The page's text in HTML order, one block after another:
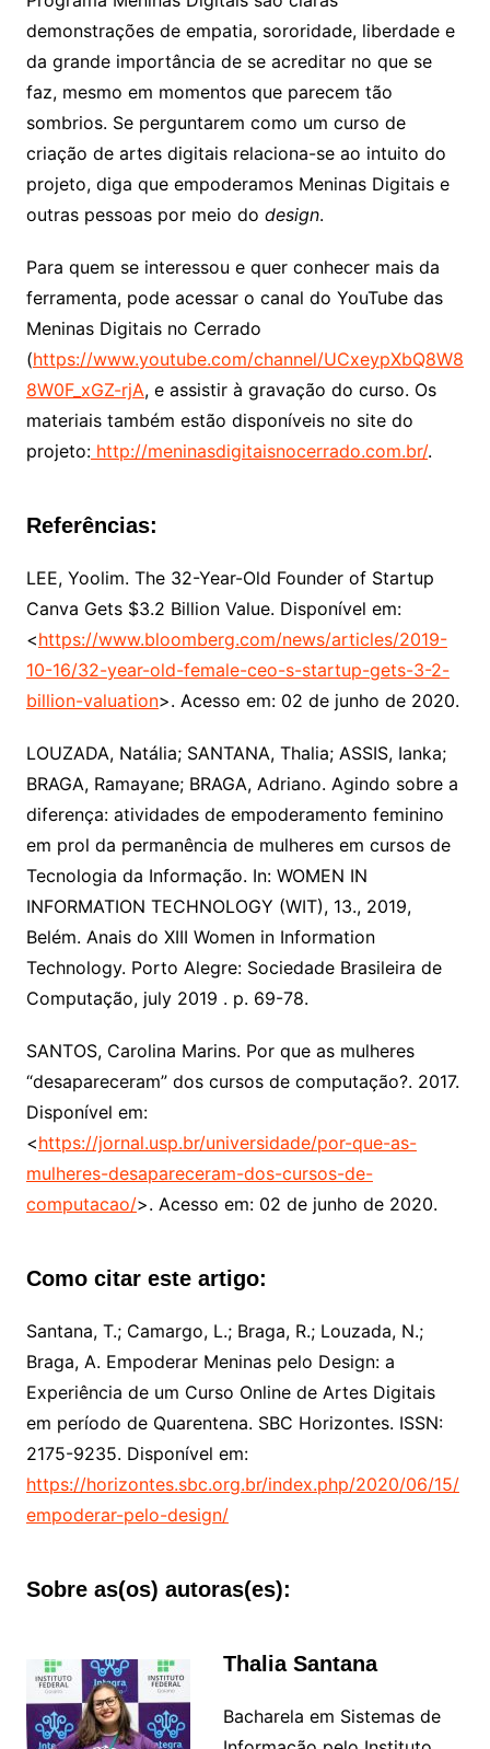
demonstrações de empatia, sororidade, liberdade e
da grande importância de se acreditar no que se
faz, mesmo em momentos que parecem tão
sombrios. Se perguntarem como um curso de
criação de artes digitais relaciona-se ao intuito do
projeto, diga que empoderamos Meninas Digitais e
outras pessoas por meio do design.
Para quem se interessou e quer conhecer mais da
ferramenta, pode acessar o canal do YouTube das
Meninas Digitais no Cerrado
(https://www.youtube.com/channel/UCxeypXbQ8W8
8W0F_xGZ-rjA, e assistir à gravação do curso. Os
materiais também estão disponíveis no site do
projeto:http://meninasdigitaisnocerrado.com.br/.
Referências:
LEE, Yoolim. The 32-Year-Old Founder of Startup
Canva Gets $3.2 Billion Value. Disponível em:
<https://www.bloomberg.com/news/articles/2019-
10-16/32-year-old-female-ceo-s-startup-gets-3-2-
billion-valuation>. Acesso em: 02 de junho de 2020.
LOUZADA, Natália; SANTANA, Thalia; ASSIS, Ianka;
BRAGA, Ramayane; BRAGA, Adriano. Agindo sobre a
diferença: atividades de empoderamento feminino
em prol da permanência de mulheres em cursos de
Tecnologia da Informação. In: WOMEN IN
INFORMATION TECHNOLOGY (WIT), 13., 2019,
Belém. Anais do XIII Women in Information
Technology. Porto Alegre: Sociedade Brasileira de
Computação, july 2019 . p. 69-78.
SANTOS, Carolina Marins. Por que as mulheres
“desapareceram” dos cursos de computação?. 2017.
Disponível em:
<https://jornal.usp.br/universidade/por-que-as-
mulheres-desapareceram-dos-cursos-de-
computacao/>. Acesso em: 02 de junho de 2020.
Como citar este artigo:
Santana, T.; Camargo, L.; Braga, R.; Louzada, N.;
Braga, A. Empoderar Meninas pelo Design: a
Experiência de um Curso Online de Artes Digitais
em período de Quarentena. SBC Horizontes. ISSN:
2175-9235. Disponível em:
https://horizontes.sbc.org.br/index.php/2020/06/15/
empoderar-pelo-design/
Sobre as(os) autoras(es):
Thalia Santana
Bacharela em Sistemas de